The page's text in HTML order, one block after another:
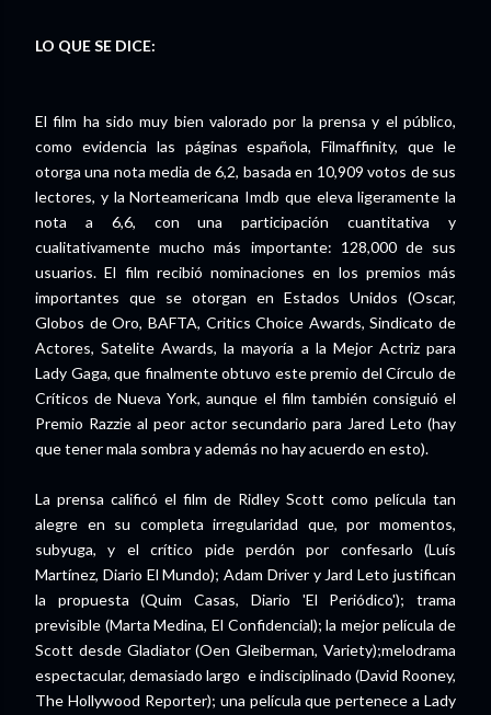
LO QUE SE DICE:
El film ha sido muy bien valorado por la prensa y el público,
como evidencia las páginas española, Filmaffinity, que le
otorga una nota media de 6,2, basada en 10,909 votos de sus
lectores, y la Norteamericana Imdb que eleva ligeramente la
nota a 6,6, con una participación cuantitativa y
cualitativamente mucho más importante: 128,000 de sus
usuarios. El film recibió nominaciones en los premios más
importantes que se otorgan en Estados Unidos (Oscar,
Globos de Oro, BAFTA, Critics Choice Awards, Sindicato de
Actores, Satelite Awards, la mayoría a la Mejor Actriz para
Lady Gaga, que finalmente obtuvo este premio del Círculo de
Críticos de Nueva York, aunque el film también consiguió el
Premio Razzie al peor actor secundario para Jared Leto (hay
que tener mala sombra y además no hay acuerdo en esto).
La prensa calificó el film de Ridley Scott como película tan
alegre en su completa irregularidad que, por momentos,
subyuga, y el crítico pide perdón por confesarlo (Luís
Martínez, Diario El Mundo); Adam Driver y Jard Leto justifican
la propuesta (Quim Casas, Diario 'El Periódico'); trama
previsible (Marta Medina, El Confidencial); la mejor película de
Scott desde Gladiator (Oen Gleiberman, Variety);melodrama
espectacular, demasiado largo e indisciplinado (David Rooney,
The Hollywood Reporter); una película que pertenece a Lady